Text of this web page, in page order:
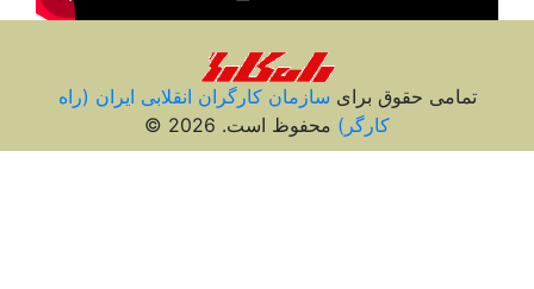
تمامی حقوق برای سازمان کارگران انقلابی ايران (راه
کارگر) محفوظ است. 2026 ©